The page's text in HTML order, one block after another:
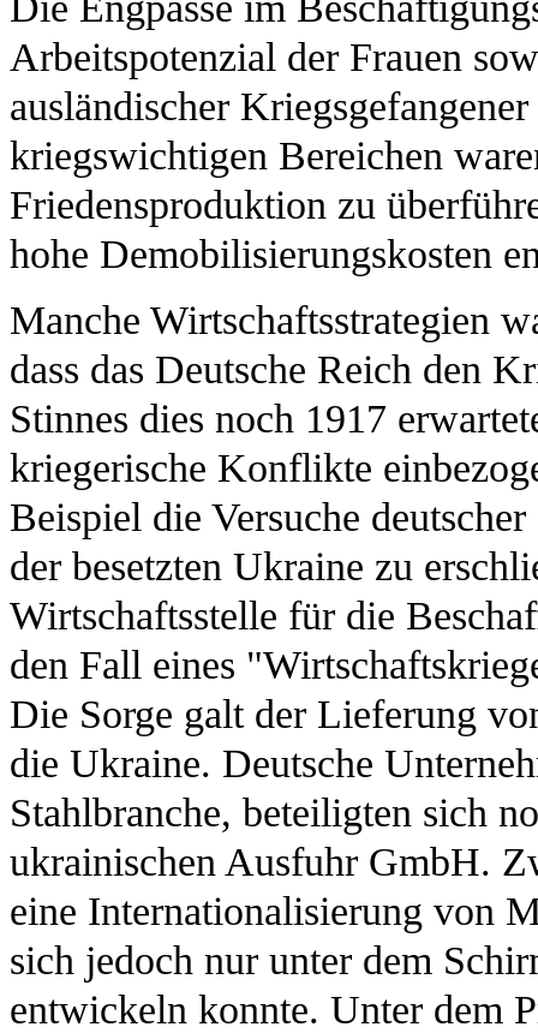
Arbeitspotenzial der Frauen
ausländischer
kriegswichtigen Bereichen
Friedensproduktion zu
hohe Demobilisierungskosten
Manche Wirtschaftsstrategien
dass das Deutsche Reich den
Stinnes dies noch 1917
kriegerische Konflikte
Beispiel die Versuche
der besetzten Ukraine zu
Wirtschaftsstelle für die
den Fall eines
Die Sorge galt der Lieferung
die Ukraine. Deutsche
Stahlbranche, beteiligten sich
ukrainischen Ausfuhr GmbH.
eine Internationalisierung von
sich jedoch nur unter dem
entwickeln konnte. Unter dem